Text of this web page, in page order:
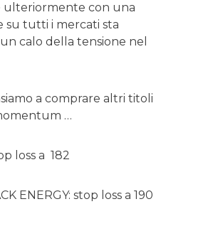
ulteriormente con una
su tutti i mercati sta
calo della tensione nel
a comprare altri titoli
…
loss a 182
ENERGY: stop loss a 190